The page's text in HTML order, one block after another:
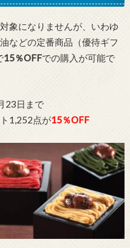
象になりませんが、いわゆ
などの定番商品（優待ギフ
15％OFFでの購入が可能で
23日まで
1,252点が15％OFF